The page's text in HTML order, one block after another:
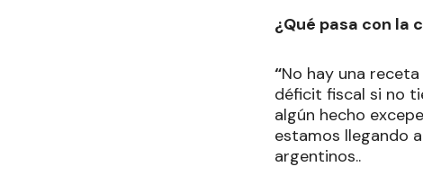
¿Qué pasa con la
“No hay una
déficit fiscal si no
algún hecho
estamos llegando
argentinos..